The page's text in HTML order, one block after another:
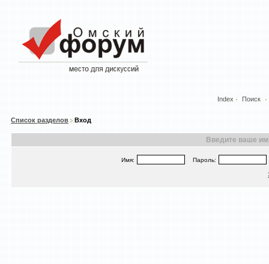
Index Поиск
Список разделов Вход
Введите ваше
Имя: Пароль: